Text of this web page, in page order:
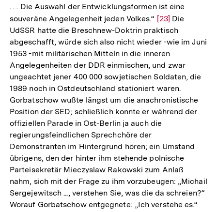
. . . Die Auswahl der Entwicklungsformen ist eine
souveräne Angelegenheit jeden Volkes.“ Zur
Auflösung
der
Fußnote
[23] Die
UdSSR hatte die Breschnew-Doktrin praktisch
abgeschafft, würde sich also nicht wieder -wie im Juni
1953 -mit militärischen Mitteln in die inneren
Angelegenheiten der DDR einmischen, und zwar
ungeachtet jener 400 000 sowjetischen Soldaten, die
1989 noch in Ostdeutschland stationiert waren.
Gorbatschow wußte längst um die anachronistische
Position der SED; schließlich konnte er während der
offiziellen Parade in Ost-Berlin ja auch die
regierungsfeindlichen Sprechchöre der
Demonstranten im Hintergrund hören; ein Umstand
übrigens, den der hinter ihm stehende polnische
Parteisekretär Mieczyslaw Rakowski zum Anlaß
nahm, sich mit der Frage zu ihm vorzubeugen: „Michail
Sergejewitsch ..., verstehen Sie, was die da schreien?“
Worauf Gorbatschow entgegnete: „Ich verstehe es.“